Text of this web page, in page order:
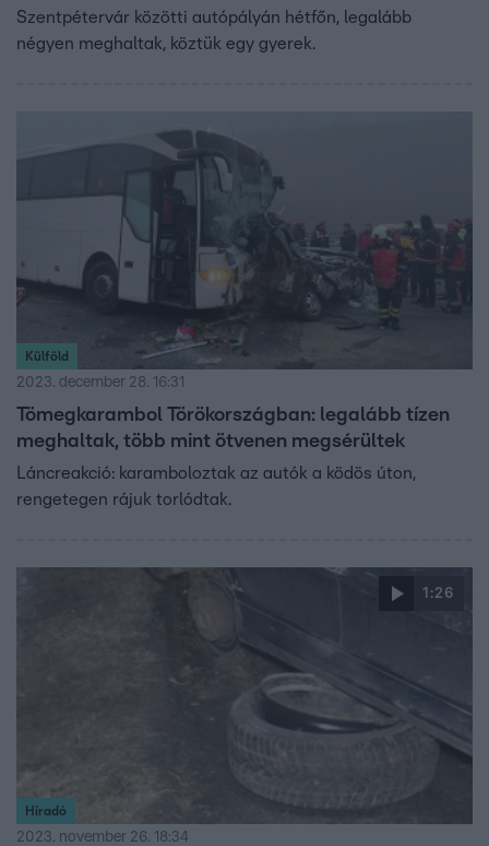
Szentpétervár közötti autópályán hétfőn, legalább
négyen meghaltak, köztük egy gyerek.
Külföld
2023. december 28. 16:31
Tömegkarambol Törökországban: legalább tízen
meghaltak, több mint ötvenen megsérültek
Láncreakció: karamboloztak az autók a ködös úton,
rengetegen rájuk torlódtak.
1:26
Híradó
2023. november 26. 18:34